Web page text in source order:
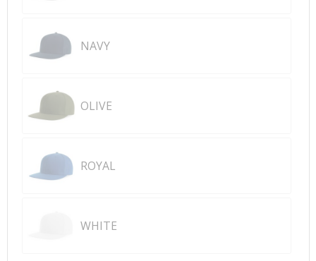
NAVY
OLIVE
ROYAL
WHITE